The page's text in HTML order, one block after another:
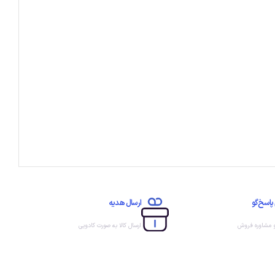
پاسخ‌گو
مشاوره فروش
ارسال هدیه
ارسال کالا به صورت کادویی